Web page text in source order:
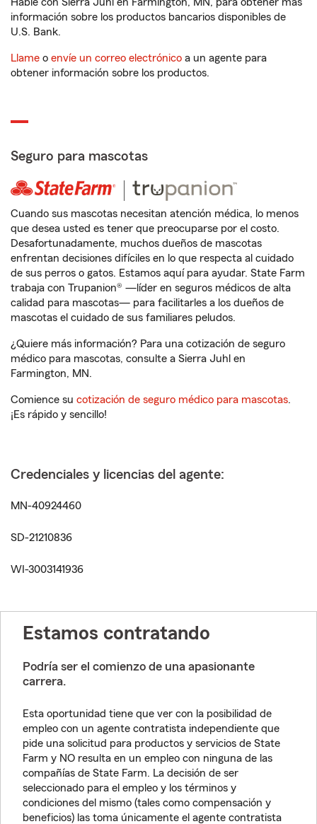
información sobre los productos bancarios disponibles de
U.S. Bank.
Llame o envíe un correo electrónico a un agente para
obtener información sobre los productos.
Seguro para mascotas
Cuando sus mascotas necesitan atención médica, lo menos
que desea usted es tener que preocuparse por el costo.
Desafortunadamente, muchos dueños de mascotas
enfrentan decisiones difíciles en lo que respecta al cuidado
de sus perros o gatos. Estamos aquí para ayudar. State Farm
trabaja con Trupanion® —líder en seguros médicos de alta
calidad para mascotas— para facilitarles a los dueños de
mascotas el cuidado de sus familiares peludos.
¿Quiere más información? Para una cotización de seguro
médico para mascotas, consulte a Sierra Juhl en
Farmington, MN.
Comience su cotización de seguro médico para mascotas.
¡Es rápido y sencillo!
Credenciales y licencias del agente:
MN-40924460
SD-21210836
WI-3003141936
Estamos contratando
Podría ser el comienzo de una apasionante
carrera.
Esta oportunidad tiene que ver con la posibilidad de
empleo con un agente contratista independiente que
pide una solicitud para productos y servicios de State
Farm y NO resulta en un empleo con ninguna de las
compañías de State Farm. La decisión de ser
seleccionado para el empleo y los términos y
condiciones del mismo (tales como compensación y
beneficios) las toma únicamente el agente contratista